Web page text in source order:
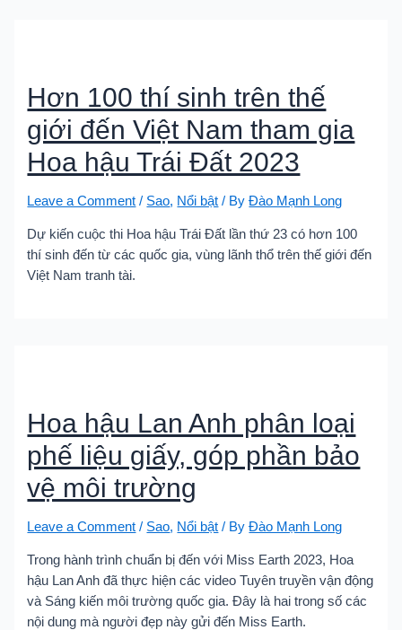
Hơn 100 thí sinh trên thế
giới đến Việt Nam tham gia
Hoa hậu Trái Đất 2023
Leave a Comment / Sao, Nổi bật / ByĐào Mạnh Long
Dự kiến cuộc thi Hoa hậu Trái Đất lần thứ 23 có hơn 100
thí sinh đến từ các quốc gia, vùng lãnh thổ trên thế giới đến
Việt Nam tranh tài.
Hoa hậu Lan Anh phân loại
phế liệu giấy, góp phần bảo
vệ môi trường
Leave a Comment / Sao, Nổi bật / ByĐào Mạnh Long
Trong hành trình chuẩn bị đến với Miss Earth 2023, Hoa
hậu Lan Anh đã thực hiện các video Tuyên truyền vận động
và Sáng kiến môi trường quốc gia. Đây là hai trong số các
nội dung mà người đẹp này gửi đến Miss Earth.